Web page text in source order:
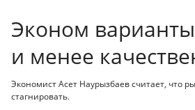
Эконом
и менее
Экономист Асет Наурызбаев считает, что
стагнировать.